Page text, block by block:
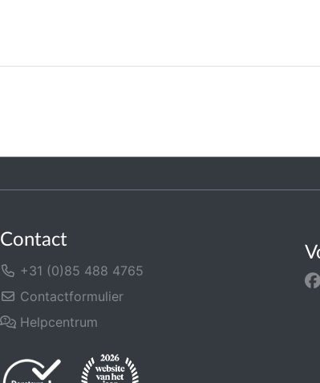
Contact
+31 (0)85 488 4765
Contactformulier
Helpcentrum